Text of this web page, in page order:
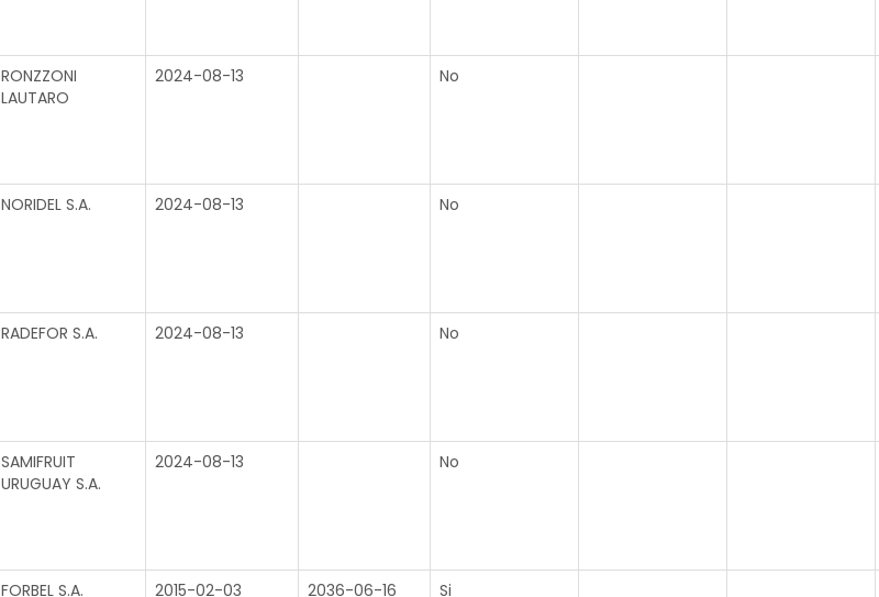
RONZZONI
LAUTARO
2024-08-13 No
NORIDEL S.A. 2024-08-13 No
RADEFOR S.A. 2024-08-13 No
SAMIFRUIT
URUGUAY S.A.
2024-08-13 No
FORBEL S.A. 2015-02-03 2036-06-16 Si